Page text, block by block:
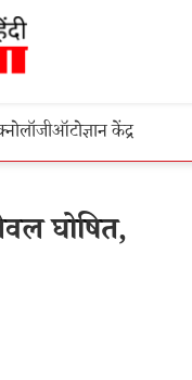
ऑटोज्ञान केंद्र
घोषित,